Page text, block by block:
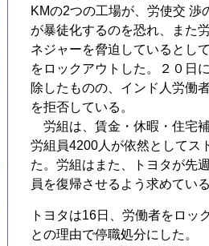
KMの2つの工場が、労使交 渉
が暴徒化するのを恐れ、また
ネジャーを脅迫しているとし
をロックアウトした。２０日
除したものの、インド人労働
を拒否している。
労組は、賃金・休暇・住宅
労組員4200人が依然としてス
た。労組はまた、トヨタが先
員を復帰させるよう求めてい
トヨタは16日、労働者をロッ
との理由で停職処分にした。